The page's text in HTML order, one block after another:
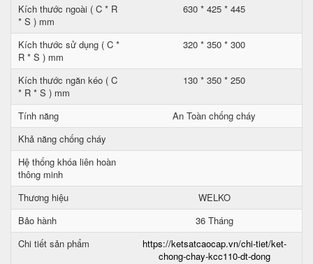
Kích thước ngoài ( C * R
* S ) mm
630 * 425 * 445
Kích thước sử dụng ( C *
R * S ) mm
320 * 350 * 300
Kích thước ngăn kéo ( C
* R * S ) mm
130 * 350 * 250
Tính năng
An Toàn chống cháy
Khả năng chống cháy
Hệ thống khóa liên hoàn
thông minh
Thương hiệu
WELKO
Bảo hành
36 Tháng
Chi tiết sản phẩm
https://ketsatcaocap.vn/chi-tiet/ket-
chong-chay-kcc110-dt-dong